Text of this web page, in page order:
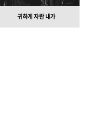
귀하게 자란 내가